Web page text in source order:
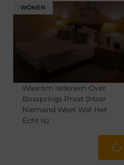
WONEN
Waarom Iedereen Over
Boxsprings Praat (Maar
Niemand Weet Wat Het
Echt Is)